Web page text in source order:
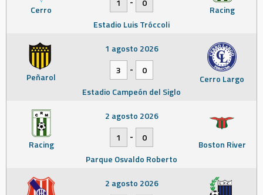
Cerro Racing
1
0
Estadio Luis Tróccoli
Peñarol Cerro Largo
1 agosto 2026
3
-
0
Estadio Campeón del Siglo
Racing Boston River
2 agosto 2026
1
-
0
Parque Osvaldo Roberto
2 agosto 2026